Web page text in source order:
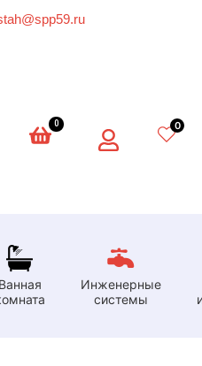
0 0
Ванная
Инженерные
системы